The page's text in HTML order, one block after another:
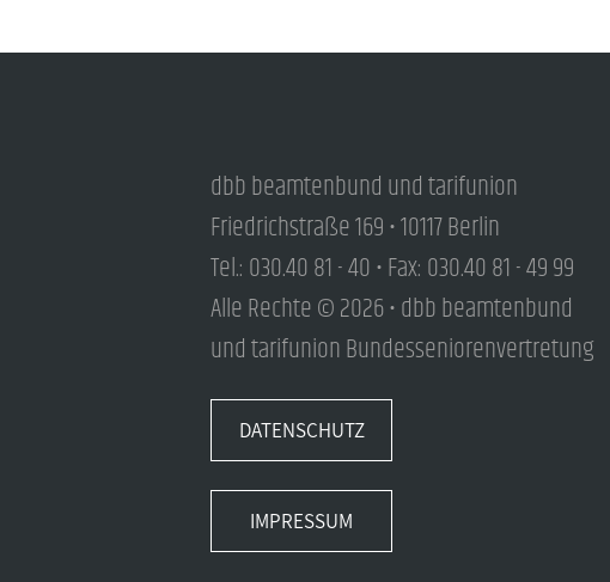
dbb beamtenbund und tarifunion
Friedrichstraße 169 • 10117 Berlin
Tel.: 030.40 81 - 40 • Fax: 030.40 81 - 49 99
Alle Rechte © 2026 • dbb beamtenbund
und tarifunion Bundesseniorenvertretung
DATENSCHUTZ
IMPRESSUM